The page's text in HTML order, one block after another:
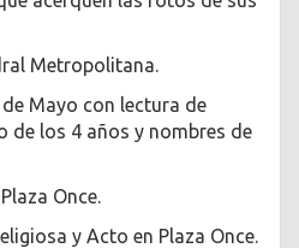
Metropolitana.
Mayo con lectura de
de los 4 años y nombres de
Once.
y Acto en Plaza Once.